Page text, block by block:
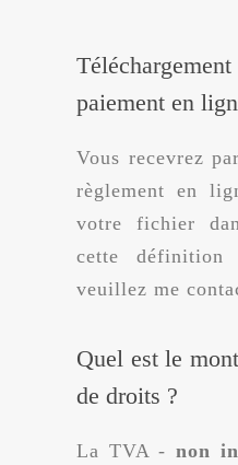
paiement en
Vous recevrez
règlement en
votre fichier
cette définition
veuillez me
Quel est le
de droits ?
La TVA - non